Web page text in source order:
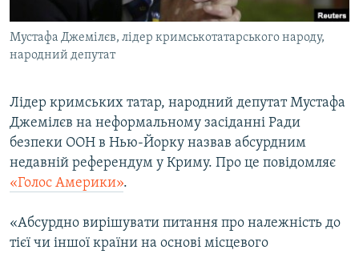
КРИМ РЕАЛІЇ
РУС
КТАТ
Мустафа Джемілєв, лідер кримськотатарського народу,
народний депутат
Лідер кримських татар, народний депутат Мустафа
Джемілєв на неформальному засіданні Ради
безпеки ООН в Нью-Йорку назвав абсурдним
недавній референдум у Криму. Про це повідомляє
«Голос Америки».
«Абсурдно вирішувати питання про належність до
тієї чи іншої країни на основі місцевого